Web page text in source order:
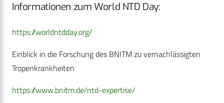
Informationen zum World NTD Day:
https://worldntdday.org/
Einblick in die Forschung des BNITM zu vernachlässigten
Tropenkrankheiten
https://www.bnitm.de/ntd-expertise/